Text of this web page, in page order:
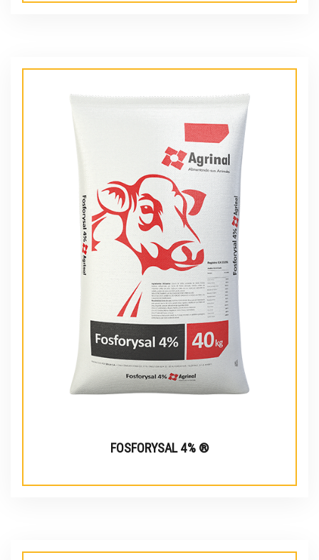
FOSFORYSAL 4% ®